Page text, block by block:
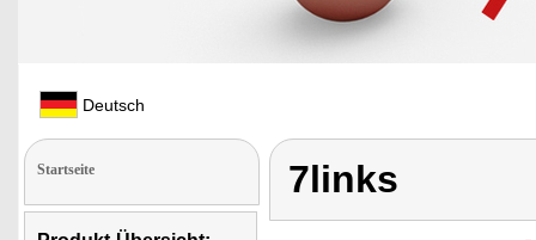
Deutsch
Startseite 7links